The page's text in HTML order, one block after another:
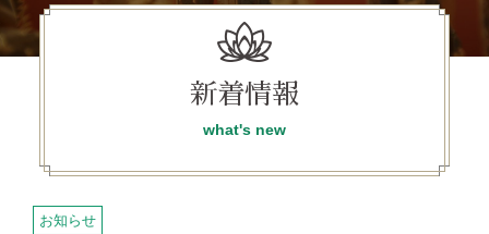
新着情報
what's new
お知らせ